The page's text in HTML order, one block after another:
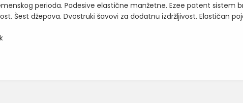
perioda. Podesive elastične manžetne. Ezee patent sistem
Šest džepova. Dvostruki šavovi za dodatnu izdržljivost. Elastičan